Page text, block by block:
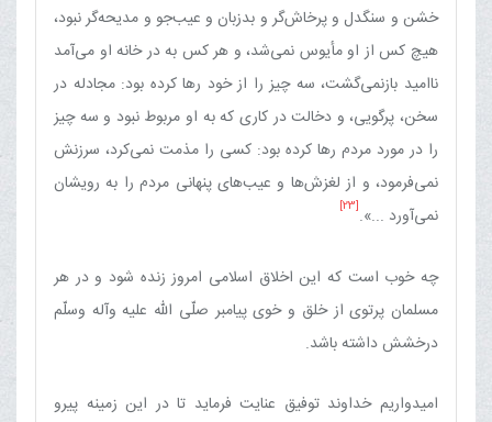
خشن و سنگدل و پرخاش‌گر و بدزبان و عیب‌جو و مدیحه‌گر نبود،
هیچ کس از او مأیوس نمی‌شد، و هر کس به در خانه او می‌آمد
ناامید بازنمی‌گشت، سه چیز را از خود رها کرده بود: مجادله در
سخن، پرگویی، و دخالت در کاری که به او مربوط نبود و سه چیز
را در مورد مردم رها کرده بود: کسی را مذمت نمی‌کرد، سرزنش
نمی‌فرمود، و از لغزش‌ها و عیب‌های پنهانی مردم را به رویشان
نمی‌آورد ...».[23]
چه خوب است که این اخلاق اسلامی امروز زنده شود و در هر
مسلمان‏ پرتوی از خلق و خوی پیامبر صلّی الله علیه وآله وسلّم
درخشش داشته باشد.
امیدواریم خداوند توفیق عنایت فرماید تا در این زمینه پیرو